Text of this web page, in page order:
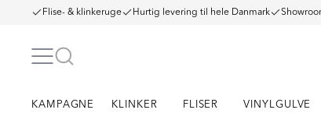
Flise- & klinkeruge Hurtig levering til hele Danmark
KAMPAGNE KLINKER FLISER VINYLGULVE